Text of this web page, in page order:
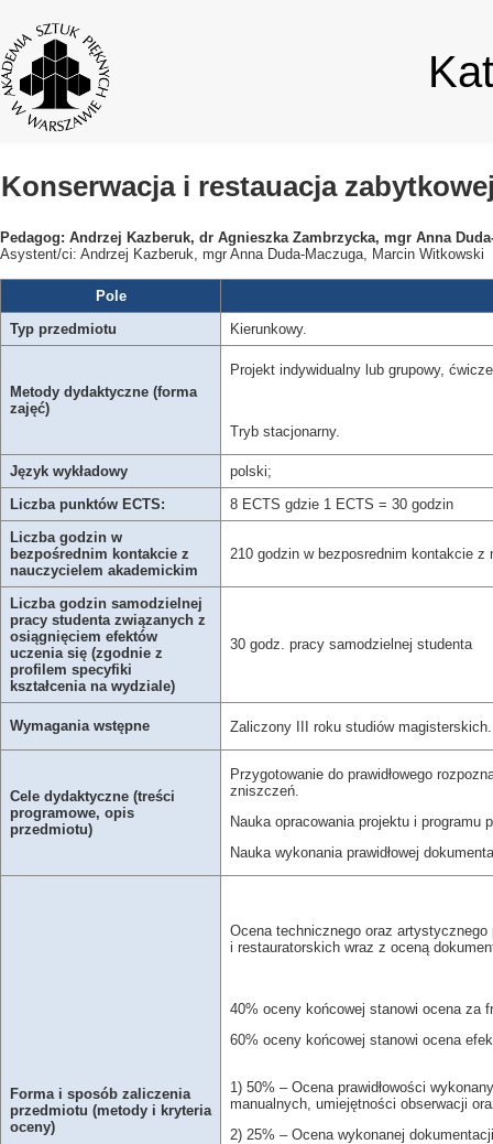
Konserwacja i restauacja
Pedagog: Andrzej Kazberuk, dr Agnieszka Zambrzycka, mgr Anna
Asystent/ci: Andrzej Kazberuk, mgr Anna Duda-Maczuga, Marcin Witkowski
Pole
Typ przedmiotu
Kierunkowy.
Metody dydaktyczne (forma
zajęć)
Projekt indywidualny lub grupowy,
Tryb stacjonarny.
Język wykładowy
polski;
Liczba punktów ECTS:
8 ECTS gdzie 1 ECTS = 30 godzin
Liczba godzin w
bezpośrednim kontakcie z
nauczycielem akademickim
210 godzin w bezposrednim kontakcie
Liczba godzin samodzielnej
pracy studenta związanych z
osiągnięciem efektów
uczenia się (zgodnie z
profilem specyfiki
kształcenia na wydziale)
30 godz. pracy samodzielnej studenta
Wymagania wstępne Zaliczony III roku studiów magisterskich.
Cele dydaktyczne (treści
programowe, opis
przedmiotu)
Przygotowanie do prawidłowego
zniszczeń.
Nauka opracowania projektu i programu
Nauka wykonania prawidłowej
Forma i sposób zaliczenia
przedmiotu (metody i kryteria
oceny)
Ocena technicznego oraz
i restauratorskich wraz z oceną
40% oceny końcowej stanowi ocena za
60% oceny końcowej stanowi ocena
1) 50% – Ocena prawidłowości
manualnych, umiejętności obserwacji
2) 25% – Ocena wykonanej